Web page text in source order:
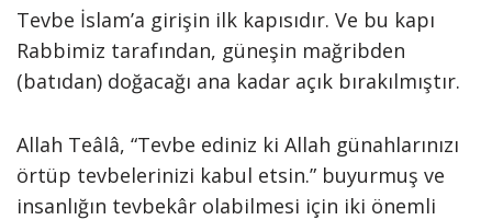
Tevbe İslam’a girişin ilk kapısıdır. Ve bu kapı
Rabbimiz tarafından, güneşin mağribden
(batıdan) doğacağı ana kadar açık bırakılmıştır.
Allah Teâlâ, “Tevbe ediniz ki Allah günahlarınızı
örtüp tevbelerinizi kabul etsin.” buyurmuş ve
insanlığın tevbekâr olabilmesi için iki önemli